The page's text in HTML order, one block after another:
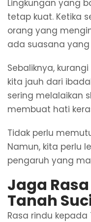
Lingkungan yang
tetap kuat. Ketika
orang yang
ada suasana
Sebaliknya,
kita jauh dari
sering melalaikan
membuat hati
Tidak perlu
Namun, kita perlu
pengaruh yang
Jaga
Tanah
Rasa rindu